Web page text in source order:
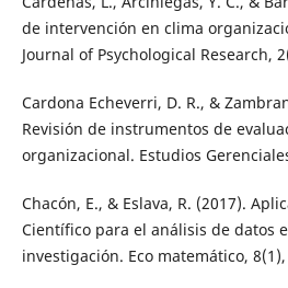
de intervención en clima
Journal of Psychological Research,
Cardona Echeverri, D. R., &
Revisión de instrumentos de
organizacional. Estudios
Chacón, E., & Eslava, R. (2017).
Científico para el análisis de datos
investigación. Eco matemático,